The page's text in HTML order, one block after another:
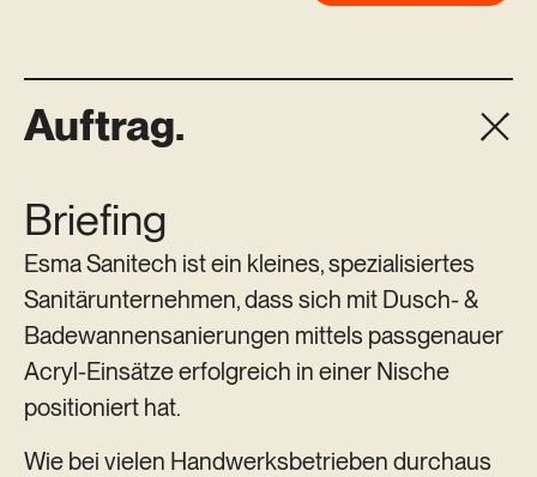
Auftrag.
Briefing
Esma Sanitech ist ein kleines, spezialisiertes
Sanitärunternehmen, dass sich mit Dusch- &
Badewannensanierungen mittels passgenauer
Acryl-Einsätze erfolgreich in einer Nische
positioniert hat.
Wie bei vielen Handwerksbetrieben durchaus